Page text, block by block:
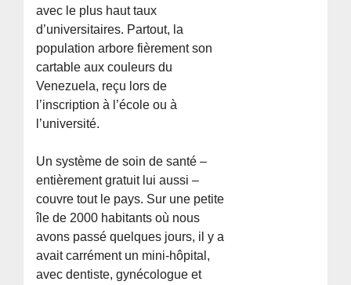
avec le plus haut taux
d’universitaires. Partout, la
population arbore fièrement son
cartable aux couleurs du
Venezuela, reçu lors de
l’inscription à l’école ou à
l’université.
Un système de soin de santé –
entièrement gratuit lui aussi –
couvre tout le pays. Sur une petite
île de 2000 habitants où nous
avons passé quelques jours, il y a
avait carrément un mini-hôpital,
avec dentiste, gynécologue et